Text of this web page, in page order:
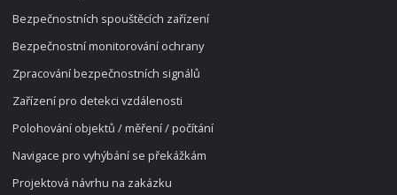
Bezpečnostních spouštěcích zařízení
Bezpečnostní monitorování ochrany
Zpracování bezpečnostních signálů
Zařízení pro detekci vzdálenosti
Polohování objektů / měření / počítání
Navigace pro vyhýbání se překážkám
Projektová návrhu na zakázku